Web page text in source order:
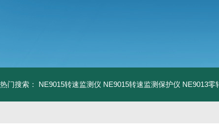
热门搜索： NE9015转速监测仪 NE9015转速监测保护仪 NE9013零